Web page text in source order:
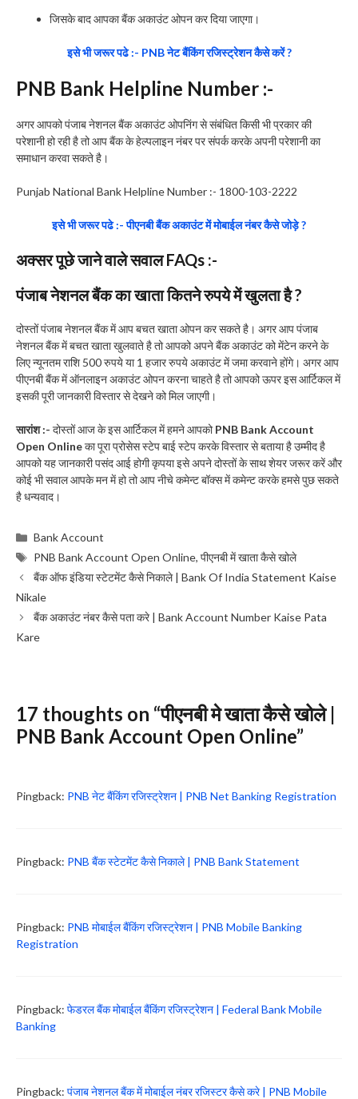
जिसके बाद आपका बैंक अकाउंट ओपन कर दिया जाएगा।
इसे भी जरूर पढे :- PNB नेट बैंकिंग रजिस्ट्रेशन कैसे करें ?
PNB Bank Helpline Number :-
अगर आपको पंजाब नेशनल बैंक अकाउंट ओपनिंग से संबंधित किसी भी प्रकार की
परेशानी हो रही है तो आप बैंक के हेल्पलाइन नंबर पर संपर्क करके अपनी परेशानी का
समाधान करवा सकते है।
Punjab National Bank Helpline Number :- 1800-103-2222
इसे भी जरूर पढे :- पीएनबी बैंक अकाउंट में मोबाईल नंबर कैसे जोड़े ?
अक्सर पूछे जाने वाले सवाल FAQs :-
पंजाब नेशनल बैंक का खाता कितने रुपये में खुलता है ?
दोस्तों पंजाब नेशनल बैंक में आप बचत खाता ओपन कर सकते है। अगर आप पंजाब
नेशनल बैंक में बचत खाता खुलवाते है तो आपको अपने बैंक अकाउंट को मेंटेन करने के
लिए न्यूनतम राशि 500 रुपये या 1 हजार रुपये अकाउंट में जमा करवाने होंगे। अगर आप
पीएनबी बैंक में ऑनलाइन अकाउंट ओपन करना चाहते है तो आपको ऊपर इस आर्टिकल में
इसकी पूरी जानकारी विस्तार से देखने को मिल जाएगी।
सारांश :- दोस्तों आज के इस आर्टिकल में हमने आपकोPNB Bank Account
Open Onlineका पूरा प्रोसेस स्टेप बाई स्टेप करके विस्तार से बताया है उम्मीद है
आपको यह जानकारी पसंद आई होगी कृपया इसे अपने दोस्तों के साथ शेयर जरूर करें और
कोई भी सवाल आपके मन में हो तो आप नीचे कमेन्ट बॉक्स में कमेन्ट करके हमसे पुछ सकते
है धन्यवाद।
Categories
Bank Account
Tags
PNB Bank Account Open Online,पीएनबी में खाता कैसे खोले
बैंक ऑफ इंडिया स्टेटमेंट कैसे निकाले | Bank Of India Statement Kaise
Nikale
बैंक अकाउंट नंबर कैसे पता करे | Bank Account Number Kaise Pata
Kare
17 thoughts on “पीएनबी मे खाता कैसे खोले |
PNB Bank Account Open Online”
Pingback: PNB नेट बैंकिंग रजिस्ट्रेशन | PNB Net Banking Registration
Pingback: PNB बैंक स्टेटमेंट कैसे निकाले | PNB Bank Statement
Pingback: PNB मोबाईल बैंकिंग रजिस्ट्रेशन | PNB Mobile Banking
Registration
Pingback: फेडरल बैंक मोबाईल बैंकिंग रजिस्ट्रेशन | Federal Bank Mobile
Banking
Pingback: पंजाब नेशनल बैंक में मोबाईल नंबर रजिस्टर कैसे करे | PNB Mobile